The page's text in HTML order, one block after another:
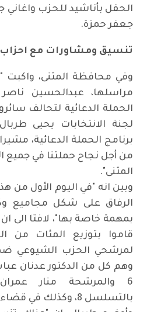
الحفل بأناشيد للحزب واغاني
جعفر حمزة.
تنسيق ومشاورات مع
وفي محافظة المثنى،
مراسلها، عبدالحسين
الحملة الدعائية لتحالف
لجنة الانتخابات يحيى
برنامج الحملة الدعائية،
من أجل نجاح حملتنا في جميع
المثنى".
وبين انه "في اليوم الأول من
الرفاق على شكل مجاميع
بمهمة خاصة بها"، لافتا الى
قاموا بتوزيع المئات من
لمرشحي الحزب الشيوعي
وهم كل من الدكتور عدنان
6 والمرشحة منار
بالتسلسل 8، وكذلك في قضاءي الخضر والرميثة".